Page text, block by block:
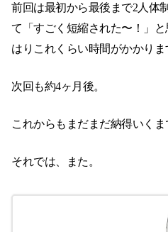
前回は最初から最後まで2人体
て「すごく短縮された〜！」
はりこれくらい時間がかかりま
次回も約4ヶ月後。
これからもまだまだ納得いくま
それでは、また。